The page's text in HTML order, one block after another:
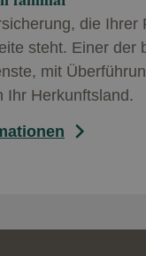
die Ihrer
steht. Einer der
mit
Ihr Herkunftsland.